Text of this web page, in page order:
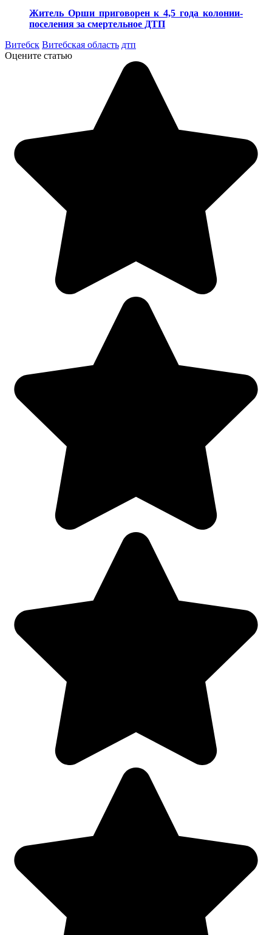
Житель Орши приговорен к 4,5 года колонии-
поселения за смертельное ДТП
Витебск Витебская область дтп
Оцените статью